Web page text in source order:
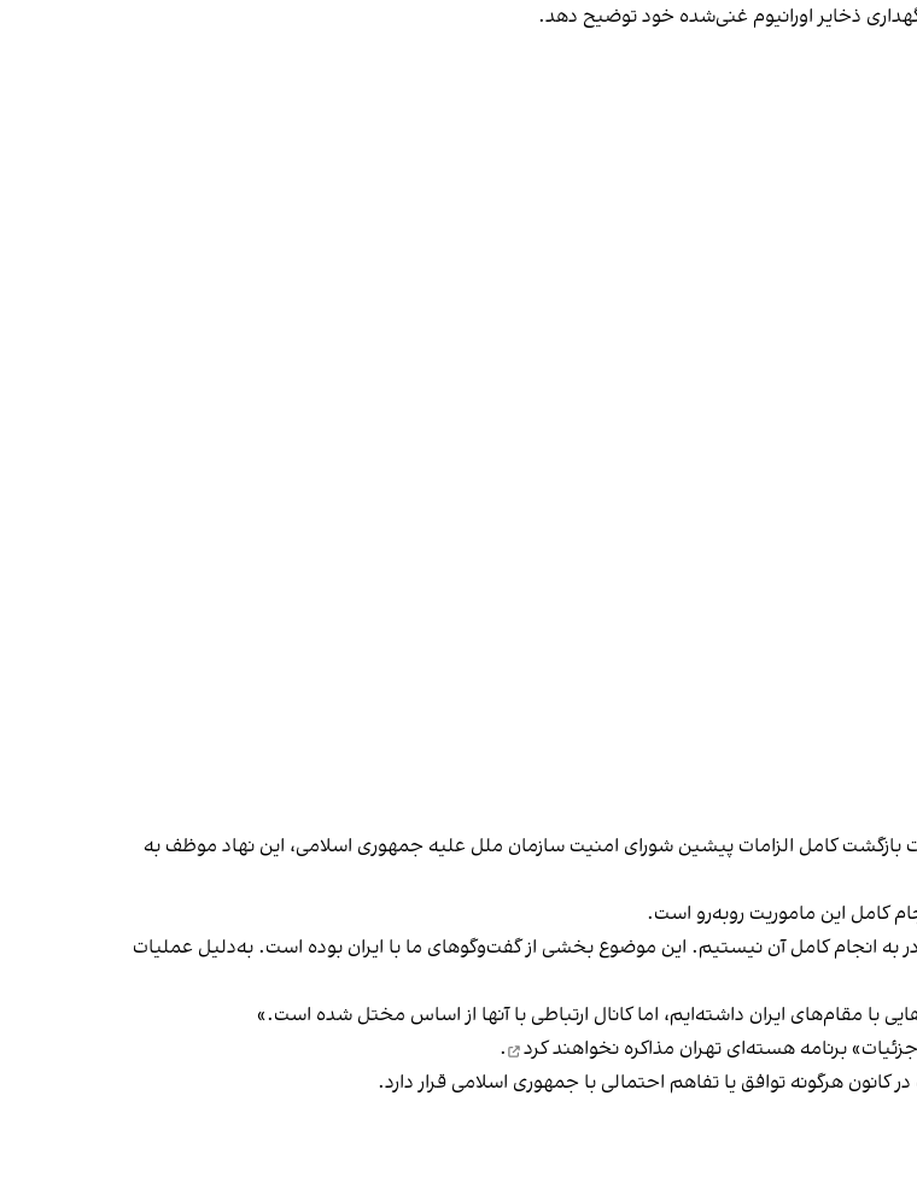
ذخایر اورانیوم غنی‌شده خود توضیح دهد.
بازگشت کامل الزامات پیشین شورای امنیت سازمان ملل علیه جمهوری اسلامی، این نهاد موظف به
کامل این ماموریت روبه‌رو است.
به انجام کامل آن نیستیم. این موضوع بخشی از گفت‌وگوهای ما با ایران بوده است. به‌دلیل عملیات
مقام‌های ایران داشته‌ایم، اما کانال ارتباطی با آنها از اساس مختل شده است.»
مذاکره نخواهند کرد
.
کانون هرگونه توافق یا تفاهم احتمالی با جمهوری اسلامی قرار دارد.